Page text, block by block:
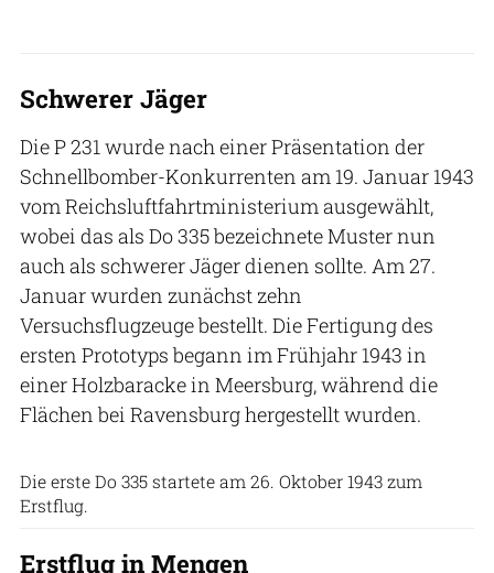
Schwerer Jäger
Die P 231 wurde nach einer Präsentation der
Schnellbomber-Konkurrenten am 19. Januar 1943
vom Reichsluftfahrtministerium ausgewählt,
wobei das als Do 335 bezeichnete Muster nun
auch als schwerer Jäger dienen sollte. Am 27.
Januar wurden zunächst zehn
Versuchsflugzeuge bestellt. Die Fertigung des
ersten Prototyps begann im Frühjahr 1943 in
einer Holzbaracke in Meersburg, während die
Flächen bei Ravensburg hergestellt wurden.
Die erste Do 335 startete am 26. Oktober 1943 zum
Erstflug.
Erstflug in Mengen